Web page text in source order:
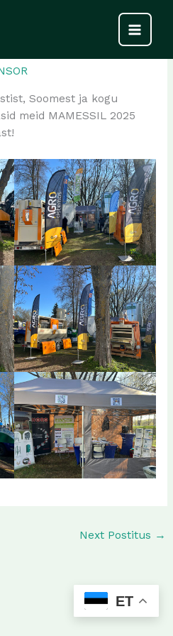
kliente, kes
2025
Soomest ja kogu
meid MAMESSIL 2025
Next Postitus →
ET